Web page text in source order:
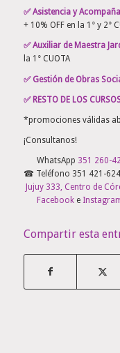
✅ Asistencia y
+ 10% OFF en la 1° y 2°
✅ Auxiliar de Maestra
la 1° CUOTA
✅ Gestión de Obras
✅ RESTO DE LOS
*promociones válidas
¡Consultanos!
WhatsApp 351 260-
☎ Teléfono 351 421-
Jujuy 333, Centro de
Facebooke
Compartir esta